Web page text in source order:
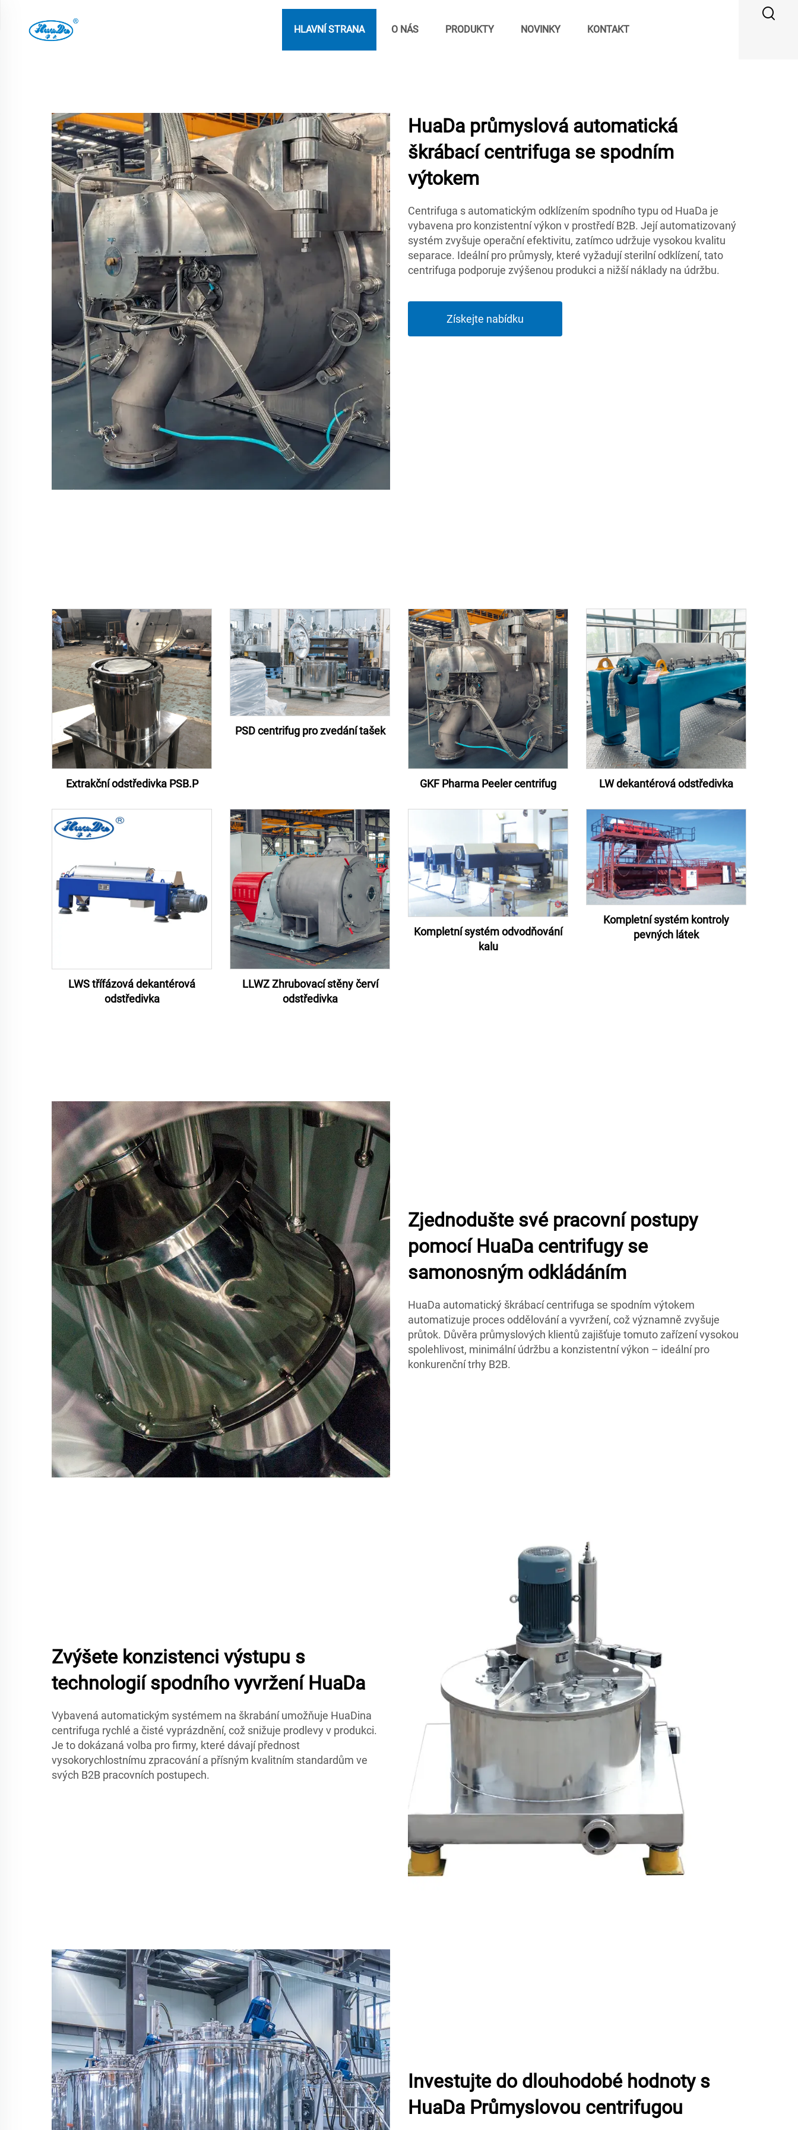
HLAVNÍ STRANA O NÁS PRODUKTY NOVINKY KONTAKT
HuaDa průmyslová automatická
škrábací centrifuga se spodním
výtokem
Centrifuga s automatickým odklízením spodního typu od HuaDa je
vybavena pro konzistentní výkon v prostředí B2B. Její automatizovaný
systém zvyšuje operační efektivitu, zatímco udržuje vysokou kvalitu
separace. Ideální pro průmysly, které vyžadují sterilní odklízení, tato
centrifuga podporuje zvýšenou produkci a nižší náklady na údržbu.
Získejte nabídku
Extrakční odstředivka PSB.P
PSD centrifug pro zvedání tašek
GKF Pharma Peeler centrifug LW dekantérová odstředivka
LWS třífázová dekantérová
odstředivka
LLWZ Zhrubovací stěny červí
odstředivka
Kompletní systém odvodňování
kalu
Kompletní systém kontroly
pevných látek
Zjednodušte své pracovní postupy
pomocí HuaDa centrifugy se
samonosným odkládáním
HuaDa automatický škrábací centrifuga se spodním výtokem
automatizuje proces oddělování a vyvržení, což významně zvyšuje
průtok. Důvěra průmyslových klientů zajišťuje tomuto zařízení vysokou
spolehlivost, minimální údržbu a konzistentní výkon – ideální pro
konkurenční trhy B2B.
Zvýšete konzistenci výstupu s
technologií spodního vyvržení HuaDa
Vybavená automatickým systémem na škrabání umožňuje HuaDina
centrifuga rychlé a čisté vyprázdnění, což snižuje prodlevy v produkci.
Je to dokázaná volba pro firmy, které dávají přednost
vysokorychlostnímu zpracování a přísným kvalitním standardům ve
svých B2B pracovních postupech.
Investujte do dlouhodobé hodnoty s
HuaDa Průmyslovou centrifugou